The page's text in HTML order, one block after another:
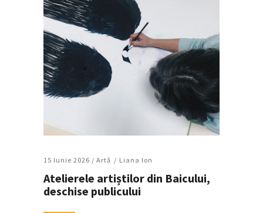
15 Iunie 2026 / Artǎ Liana Ion
Atelierele artiștilor din Baicului,
deschise publicului